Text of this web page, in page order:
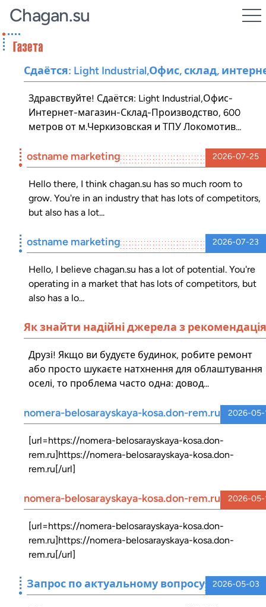
Chagan.su
Сдаётся: Light Industrial,Офис, склад,
Здравствуйте! Сдаётся: Light Industrial,Офис-
Интернет-магазин-Склад-Производство, 600
метров от м.Черкизовская и ТПУ Локомотив...
ostname marketing 2026-07-25
Hello there, I think chagan.su has so much room to
grow. You're in an industry that has lots of competitors,
but also has a lot...
ostname marketing 2026-07-23
Hello, I believe chagan.su has a lot of potential. You're
operating in a market that has lots of competitors, but
also has a lo...
Як знайти надійні джерела з
Друзі! Якщо ви будуєте будинок, робите ремонт
або просто шукаєте натхнення для облаштування
оселі, то проблема часто одна: довод...
nomera-belosarayskaya-kosa.don-rem.ru 2026-05-
[url=https://nomera-belosarayskaya-kosa.don-
rem.ru]https://nomera-belosarayskaya-kosa.don-
rem.ru[/url]
nomera-belosarayskaya-kosa.don-rem.ru 2026-05-
[url=https://nomera-belosarayskaya-kosa.don-
rem.ru]https://nomera-belosarayskaya-kosa.don-
rem.ru[/url]
Запрос по актуальному вопросу 2026-05-03